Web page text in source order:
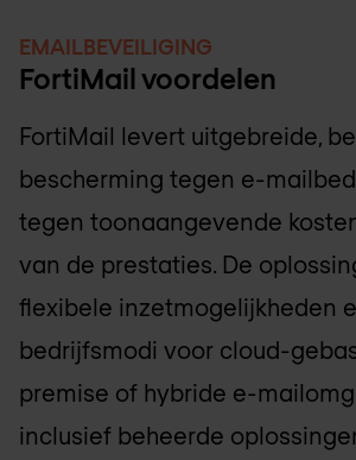
EMAILBEVEILIGING
FortiMail voordelen
FortiMail levert uitgebreide,
bescherming tegen e-
tegen toonaangevende
van de prestaties. De
flexibele inzetmogelijkheden
bedrijfsmodi voor cloud-
premise of hybride e-
inclusief beheerde